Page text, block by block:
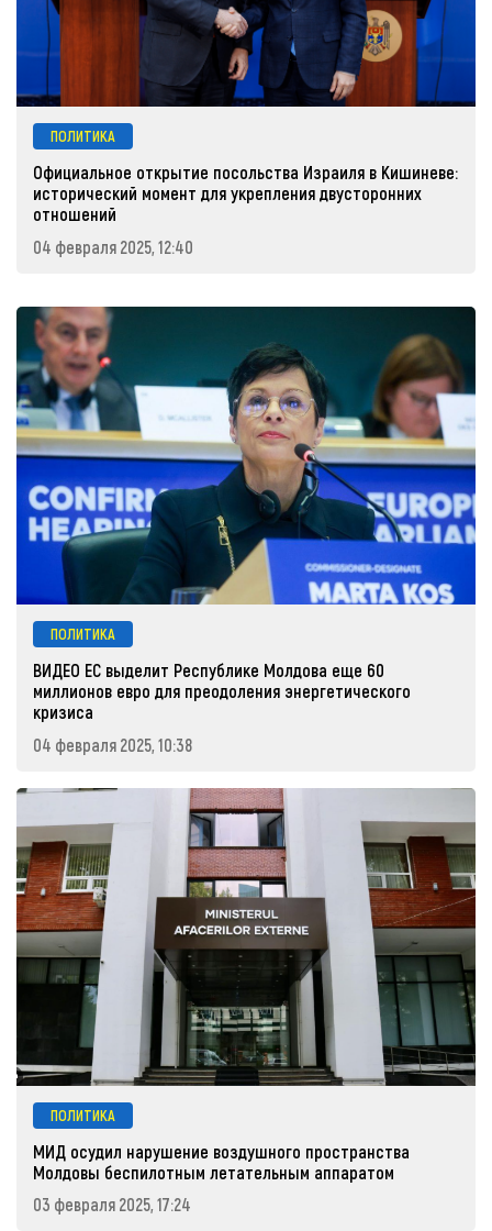
ПОЛИТИКА
Официальное открытие посольства Израиля в Кишиневе:
исторический момент для укрепления двусторонних
отношений
04 февраля 2025, 12:40
ПОЛИТИКА
ВИДЕО ЕС выделит Республике Молдова еще 60
миллионов евро для преодоления энергетического
кризиса
04 февраля 2025, 10:38
ПОЛИТИКА
МИД осудил нарушение воздушного пространства
Молдовы беспилотным летательным аппаратом
03 февраля 2025, 17:24